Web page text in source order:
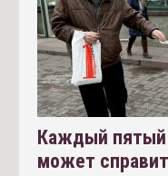
Каждый пятый
может